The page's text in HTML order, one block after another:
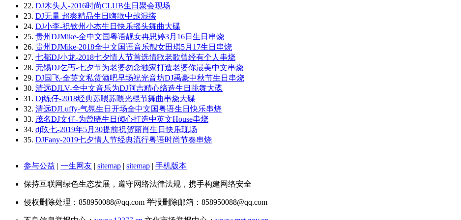
22. DJ木头人-2016时尚CLUB生日聚会现场
23. DJ无量 超爽精品生日嗨歌中越混搭
24. DJ小李-祝钦州小杰生日快乐摇头舞曲大碟
25. 贵州DJMike-全中文国粤语靓女冉思婷3月16日生日串烧
26. 贵州DJMike-2018全中文国语音乐靓女田琪5月17生日串烧
27. 七都DJ小龙-2018七夕情人节首选情歌老歌曾经有个人串烧
28. 无锡DJ乞丐-七夕节为老婆勿念独家打造老婆你最美中文串烧
29. DJ国飞-全英文私货酒吧早场祝光音坊DJ禹豪中秋节生日串烧
30. 清远DJLV-全中文音乐为DJ阿吉精心缔造生日跳舞大碟
31. Dj练仔-2018经典苏喂苏喂光棍节舞曲串烧大碟
32. 清远DJLuffy-气氛生日开场全中文国粤语生日快乐串烧
33. 茂名DJ文仔-为曾晓生日倾心打造中英文House串烧
34. dj玖七-2019年5月30提前祝贺丽肖生日快乐现场
35. DJFany-2019七夕情人节经典流行粤语时尚节奏串烧
参与公益 | 一生网友 | sitemap | sitemap | 手机版本
保持互联网绿色生态发展，遵守网络法律法规，携手构建网络安全
侵权删除处理：858950088@qq.com 举报删除邮箱：858950088@qq.com